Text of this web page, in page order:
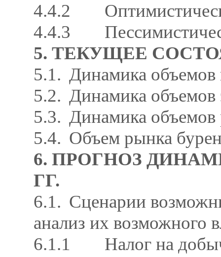
4.4.2
4.4.3
5. ТЕКУЩЕЕ
5.1. Динамика объемов
5.2. Динамика объемов
5.3. Динамика объемов
5.4. Объем рынка
6. ПРОГНОЗ
ГГ.
6.1. Сценарии
анализ их возможного
6.1.1
Налог на